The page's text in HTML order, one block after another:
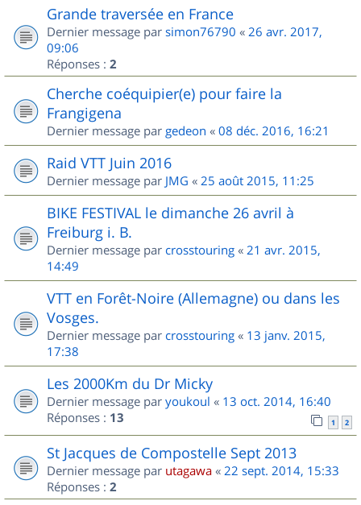
Grande traversée en France
Dernier message par simon76790 « 26 avr. 2017,
09:06
Réponses : 2
Cherche coéquipier(e) pour faire la
Frangigena
Dernier message par gedeon « 08 déc. 2016, 16:21
Raid VTT Juin 2016
Dernier message par JMG « 25 août 2015, 11:25
BIKE FESTIVAL le dimanche 26 avril à
Freiburg i. B.
Dernier message par crosstouring « 21 avr. 2015,
14:49
VTT en Forêt-Noire (Allemagne) ou dans les
Vosges.
Dernier message par crosstouring « 13 janv. 2015,
17:38
Les 2000Km du Dr Micky
Dernier message par youkoul « 13 oct. 2014, 16:40
Réponses : 13 1 2
St Jacques de Compostelle Sept 2013
Dernier message par utagawa « 22 sept. 2014, 15:33
Réponses : 2